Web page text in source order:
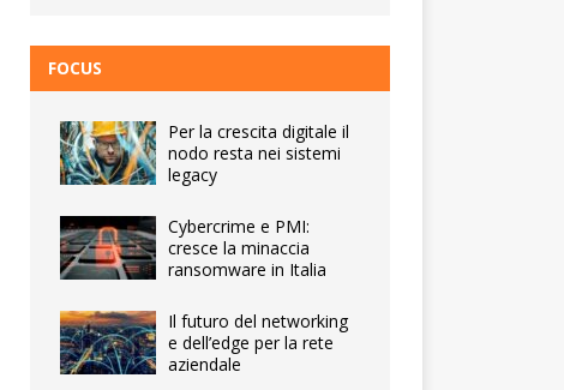
FOCUS
Per la crescita digitale il
nodo resta nei sistemi
legacy
Cybercrime e PMI:
cresce la minaccia
ransomware in Italia
Il futuro del networking
e dell’edge per la rete
aziendale